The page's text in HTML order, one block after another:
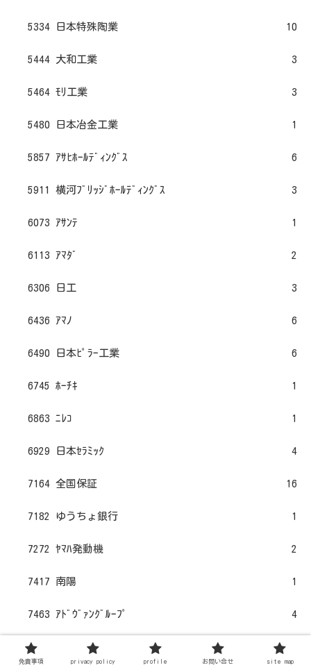
5334 日本特殊陶業 10
5444 大和工業 3
5464 ﾓﾘ工業 3
5480 日本冶金工業 1
5857 ｱｻﾋﾎｰﾙﾃﾞｨﾝｸﾞｽ 6
5911 横河ﾌﾞﾘｯｼﾞﾎｰﾙﾃﾞｨﾝｸﾞｽ 3
6073 ｱｻﾝﾃ 1
6113 ｱﾏﾀﾞ 2
6306 日工 3
6436 ｱﾏﾉ 6
6490 日本ﾋﾟﾗｰ工業 6
6745 ﾎｰﾁｷ 1
6863 ﾆﾚｺ 1
6929 日本ｾﾗﾐｯｸ 4
7164 全国保証 16
7182 ゆうちょ銀行 1
7272 ﾔﾏﾊ発動機 2
7417 南陽 1
7463 ｱﾄﾞｳﾞｧﾝｸﾞﾙｰﾌﾟ 4
7729 東京精密
免責事項 privacy policy profile お問い合せ site map